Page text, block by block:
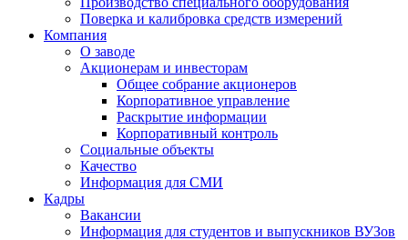
Поверка и калибровка средств измерений
Компания
О заводе
Акционерам и инвесторам
Общее собрание акционеров
Корпоративное управление
Раскрытие информации
Корпоративный контроль
Социальные объекты
Качество
Информация для СМИ
Кадры
Вакансии
Информация для студентов и выпускников ВУЗов